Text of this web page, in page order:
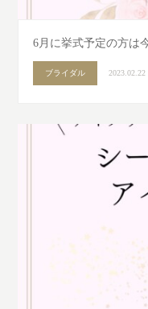
6月に挙式予定の方は
ブライダル 2023.02.22